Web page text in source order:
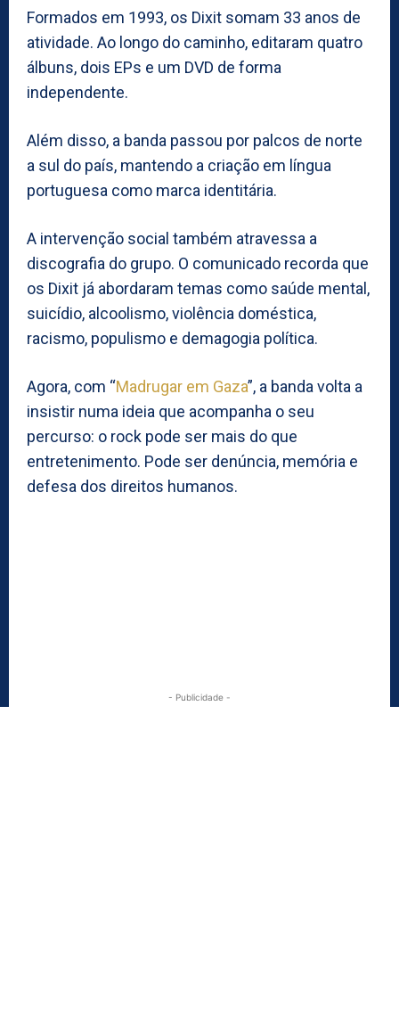
Formados em 1993, os Dixit somam 33 anos de
atividade. Ao longo do caminho, editaram quatro
álbuns, dois EPs e um DVD de forma
independente.
Além disso, a banda passou por palcos de norte
a sul do país, mantendo a criação em língua
portuguesa como marca identitária.
A intervenção social também atravessa a
discografia do grupo. O comunicado recorda que
os Dixit já abordaram temas como saúde mental,
suicídio, alcoolismo, violência doméstica,
racismo, populismo e demagogia política.
Agora, com “Madrugar em Gaza”, a banda volta a
insistir numa ideia que acompanha o seu
percurso: o rock pode ser mais do que
entretenimento. Pode ser denúncia, memória e
defesa dos direitos humanos.
- Publicidade -